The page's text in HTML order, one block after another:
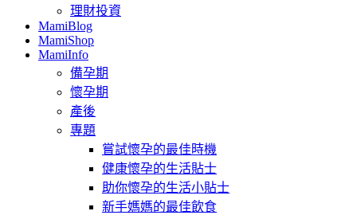
理財投資
MamiBlog
MamiShop
MamiInfo
備孕期
懷孕期
產後
專題
嘗試懷孕的最佳時機
健康懷孕的生活貼士
助你懷孕的生活小貼士
新手媽媽的最佳飲食